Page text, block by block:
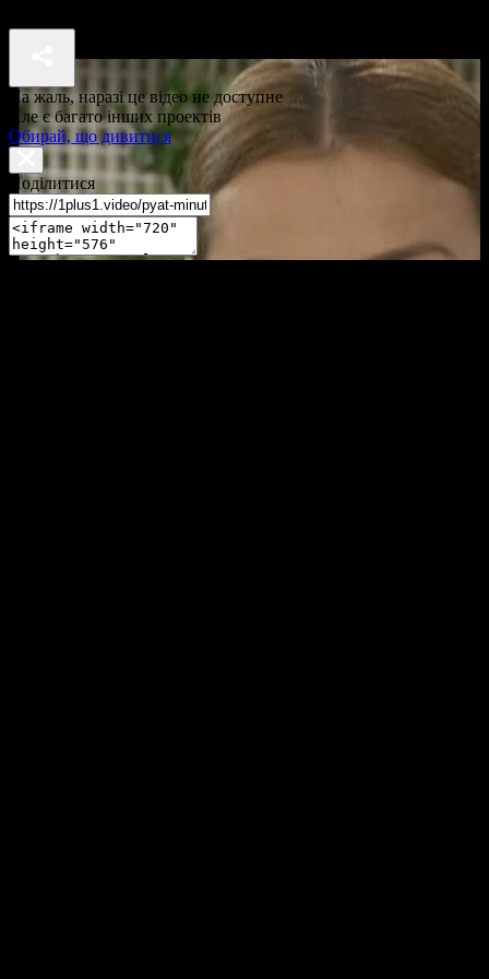
На жаль, наразі це відео не доступне
Але є багато інших проектів
Обирай, що дивитися
Поділитися